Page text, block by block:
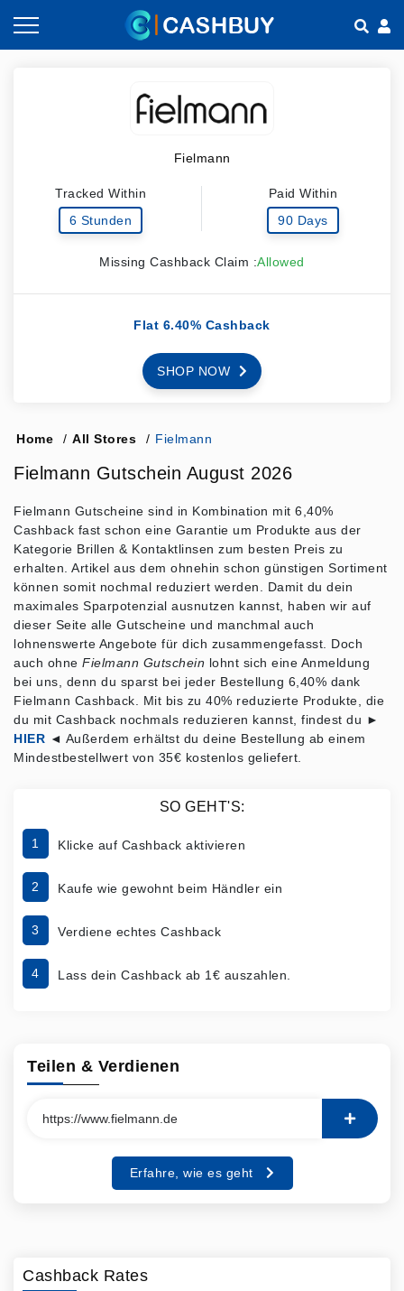
Fielmann
Tracked Within
6 Stunden
Paid Within
90 Days
Missing Cashback Claim :Allowed
Flat 6.40% Cashback
SHOP NOW
Home / All Stores / Fielmann
Fielmann Gutschein August 2026
Fielmann Gutscheine sind in Kombination mit 6,40%
Cashback fast schon eine Garantie um Produkte aus der
Kategorie Brillen & Kontaktlinsen zum besten Preis zu
erhalten. Artikel aus dem ohnehin schon günstigen Sortiment
können somit nochmal reduziert werden. Damit du dein
maximales Sparpotenzial ausnutzen kannst, haben wir auf
dieser Seite alle Gutscheine und manchmal auch
lohnenswerte Angebote für dich zusammengefasst. Doch
auch ohne Fielmann Gutschein lohnt sich eine Anmeldung
bei uns, denn du sparst bei jeder Bestellung 6,40% dank
Fielmann Cashback. Mit bis zu 40% reduzierte Produkte, die
du mit Cashback nochmals reduzieren kannst, findest du ►
HIER ◄ Außerdem erhältst du deine Bestellung ab einem
Mindestbestellwert von 35€ kostenlos geliefert.
SO GEHT'S:
1 Klicke auf Cashback aktivieren
2 Kaufe wie gewohnt beim Händler ein
3 Verdiene echtes Cashback
4 Lass dein Cashback ab 1€ auszahlen.
Teilen & Verdienen
Erfahre, wie es geht
Cashback Rates
Shops nach Kategorien
Empfehlen & Verdienen
Häufig gestellte Fragen